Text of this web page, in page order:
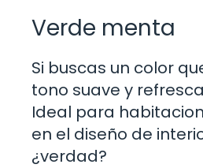
Verde menta
Si buscas un color
tono suave y
Ideal para
en el diseño de
¿verdad?